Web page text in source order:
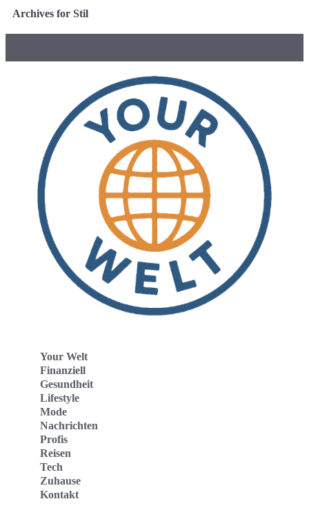
Archives for Stil
Your Welt
Finanziell
Gesundheit
Lifestyle
Mode
Nachrichten
Profis
Reisen
Tech
Zuhause
Kontakt